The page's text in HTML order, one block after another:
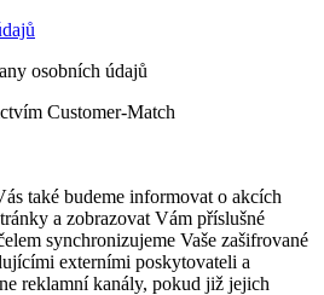
osobních údajů
Customer-Match
také budeme informovat o akcích
a zobrazovat Vám příslušné
synchronizujeme Vaše zašifrované
externími poskytovateli a
reklamní kanály, pokud již jejich